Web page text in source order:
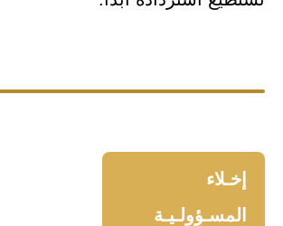
إخـلاء
المسـؤولـيـة